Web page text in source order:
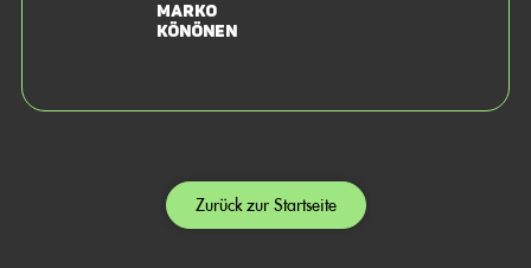
Marko
Könönen
Zurück zur Startseite